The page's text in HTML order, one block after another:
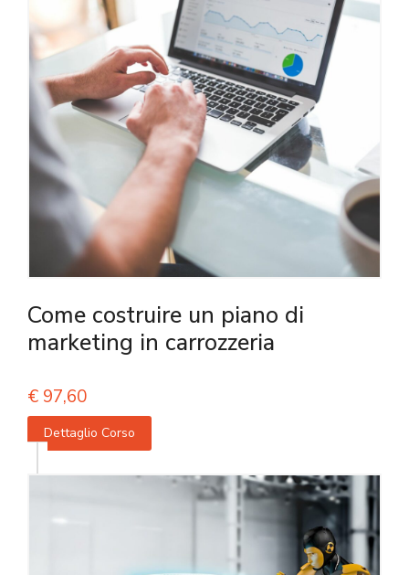
Come costruire un piano di
marketing in carrozzeria
€ 97,60
Dettaglio Corso